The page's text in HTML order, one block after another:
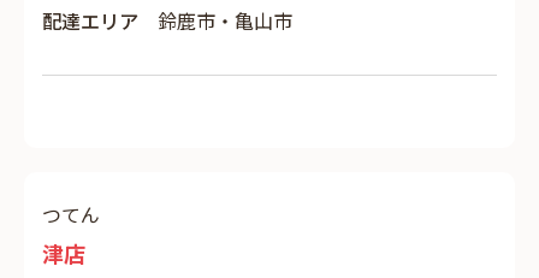
配達エリア 鈴鹿市・亀山市
つてん
津店